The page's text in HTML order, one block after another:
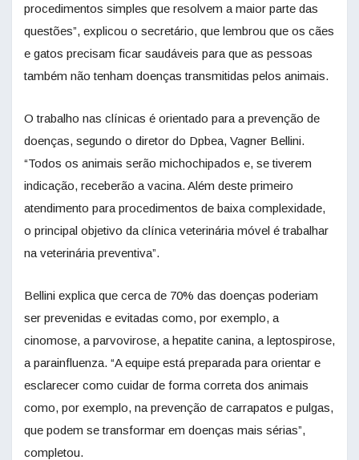
procedimentos simples que resolvem a maior parte das
questões”, explicou o secretário, que lembrou que os cães
e gatos precisam ficar saudáveis para que as pessoas
também não tenham doenças transmitidas pelos animais.
O trabalho nas clínicas é orientado para a prevenção de
doenças, segundo o diretor do Dpbea, Vagner Bellini.
“Todos os animais serão michochipados e, se tiverem
indicação, receberão a vacina. Além deste primeiro
atendimento para procedimentos de baixa complexidade,
o principal objetivo da clínica veterinária móvel é trabalhar
na veterinária preventiva”.
Bellini explica que cerca de 70% das doenças poderiam
ser prevenidas e evitadas como, por exemplo, a
cinomose, a parvovirose, a hepatite canina, a leptospirose,
a parainfluenza. “A equipe está preparada para orientar e
esclarecer como cuidar de forma correta dos animais
como, por exemplo, na prevenção de carrapatos e pulgas,
que podem se transformar em doenças mais sérias”,
completou.